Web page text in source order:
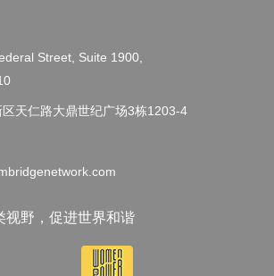
Street, Suite 1900,
天仁路大鼎世纪广场3栋1203-4
视野，促进世界和谐